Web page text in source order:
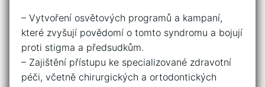
– Vytvoření osvětových programů a ​kampaní,
které zvyšují povědomí o tomto syndromu a bojují
proti stigma⁢ a ​předsudkům.
– Zajištění přístupu ke specializované zdravotní​
péči, včetně chirurgických a⁤ ortodontických